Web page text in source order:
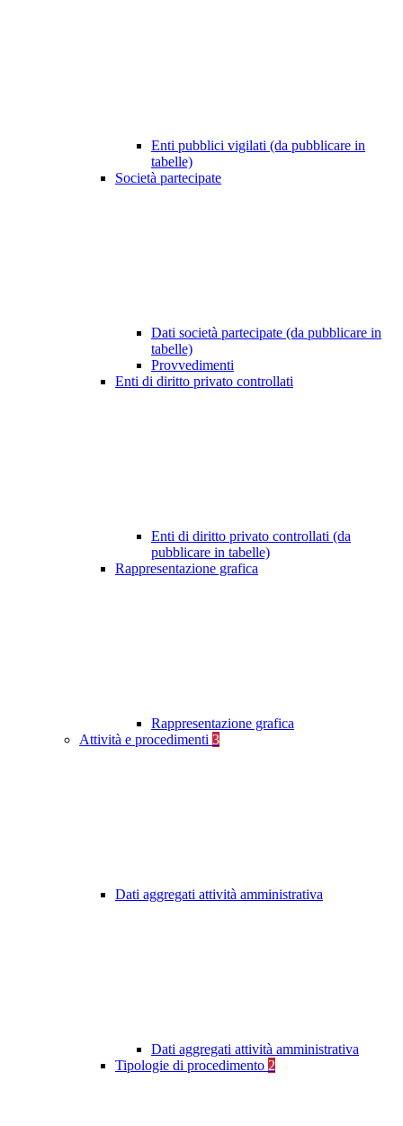
Enti pubblici vigilati (da pubblicare in
tabelle)
Società partecipate
Dati società partecipate (da pubblicare in
tabelle)
Provvedimenti
Enti di diritto privato controllati
Enti di diritto privato controllati (da
pubblicare in tabelle)
Rappresentazione grafica
Rappresentazione grafica
Attività e procedimenti 3
Dati aggregati attività amministrativa
Dati aggregati attività amministrativa
Tipologie di procedimento 2